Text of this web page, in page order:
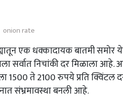
onion rate
एक धक्कादायक बातमी समोर
सर्वात निचांकी दर मिळाला आहे.
1500 ते 2100 रुपये प्रति क्विंटल
संभ्रमावस्था बनली आहे.